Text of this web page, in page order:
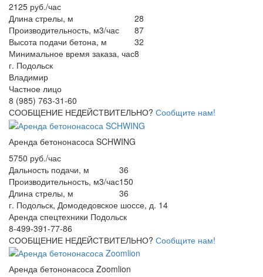
2125 руб./час
Длина стрелы, м
28
Производительность, м3/час
87
Высота подачи бетона, м
32
Минимальное время заказа, час8
г. Подольск
Владимир
Частное лицо
8 (985) 763-31-60
СООБЩЕНИЕ НЕДЕЙСТВИТЕЛЬНО? Сообщите нам!
Аренда бетононасоса SCHWING
5750 руб./час
Дальность подачи, м
36
Производительность, м3/час150
Длина стрелы, м
36
г. Подольск, Домодедовское шоссе, д. 14
Аренда спецтехники Подольск
8-499-391-77-86
СООБЩЕНИЕ НЕДЕЙСТВИТЕЛЬНО? Сообщите нам!
Аренда бетононасоса Zoomlion